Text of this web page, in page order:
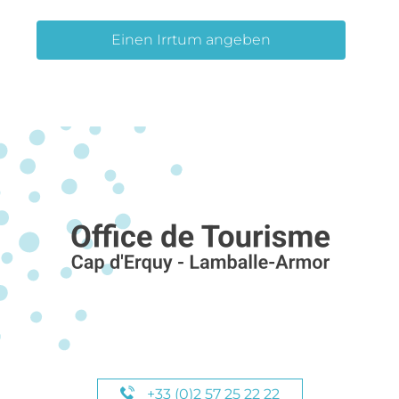
Einen Irrtum angeben
+33 (0)2 57 25 22 22